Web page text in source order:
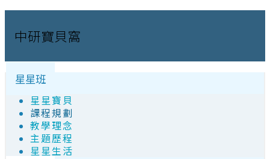
中研寶貝窩
星星班
星星寶貝
課程規劃
教學理念
主題歷程
星星生活